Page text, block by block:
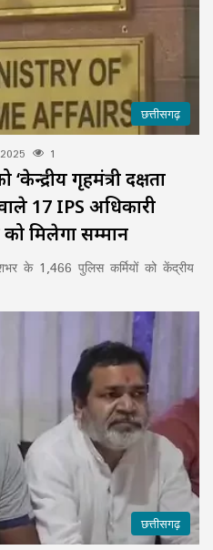
छत्तीसगढ़
1
गृहमंत्री दक्षता
17 IPS अधिकारी
मिलेगा सम्मान
के 1,466 पुलिस कर्मियों को केंद्रीय
छत्तीसगढ़